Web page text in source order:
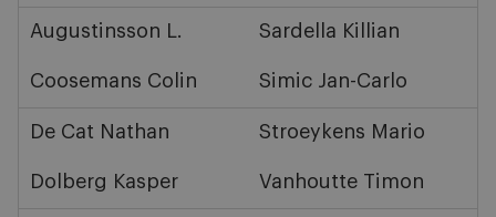
Augustinsson L. Sardella Killian
Coosemans Colin Simic Jan-Carlo
De Cat Nathan Stroeykens Mario
Dolberg Kasper Vanhoutte Timon